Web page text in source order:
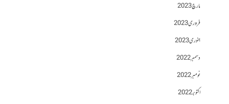
مارچ 2023
فروری 2023
جنوری 2023
دسمبر 2022
نومبر 2022
اکتوبر 2022